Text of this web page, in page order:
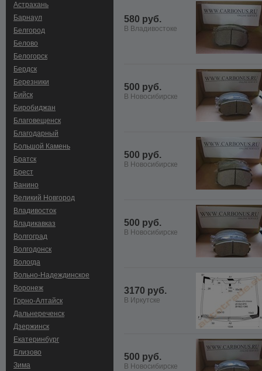
Астрахань
Барнаул
Белгород
Белово
Белогорск
Бердск
Березники
Бийск
Биробиджан
Благовещенск
Благодарный
Большой Камень
Братск
Брест
Ванино
Великий Новгород
Владивосток
Владикавказ
Волгоград
Волгодонск
Вологда
Вольно-Hадеждинское
Воронеж
Горно-Алтайск
Дальнереченск
Дзержинск
Екатеринбург
Елизово
Зима
580 руб.
В Владивостоке
500 руб.
В Новосибирске
500 руб.
В Новосибирске
500 руб.
В Новосибирске
3170 руб.
В Иркутске
500 руб.
В Новосибирске